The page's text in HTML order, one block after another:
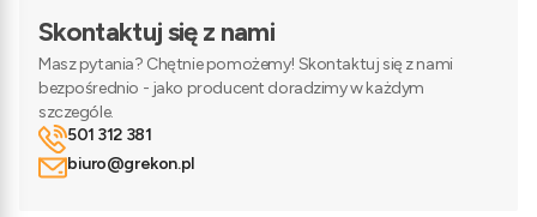
Skontaktuj się z nami
Masz pytania? Chętnie pomożemy! Skontaktuj się z nami
bezpośrednio - jako producent doradzimy w każdym
szczególe.
501 312 381
biuro@grekon.pl